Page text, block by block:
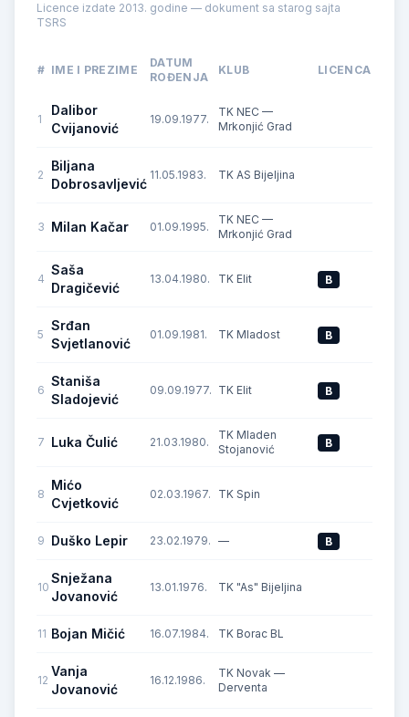
Licence izdate 2013. godine — dokument sa starog sajta
TSRS
# IME I PREZIME
DATUM
ROĐENJA
KLUB LICENCA
1
Dalibor
Cvijanović
19.09.1977.
TK NEC —
Mrkonjić Grad
2
Biljana
Dobrosavljević
11.05.1983. TK AS Bijeljina
3 Milan Kačar 01.09.1995.
TK NEC —
Mrkonjić Grad
4
Saša
Dragičević
13.04.1980. TK Elit B
5
Srđan
Svjetlanović
01.09.1981. TK Mladost B
6
Staniša
Sladojević
09.09.1977. TK Elit B
7 Luka Čulić 21.03.1980.
TK Mladen
Stojanović
B
8
Mićo
Cvjetković
02.03.1967. TK Spin
9 Duško Lepir 23.02.1979. — B
10
Snježana
Jovanović
13.01.1976. TK "As" Bijeljina
11 Bojan Mičić 16.07.1984. TK Borac BL
12
Vanja
Jovanović
16.12.1986.
TK Novak —
Derventa